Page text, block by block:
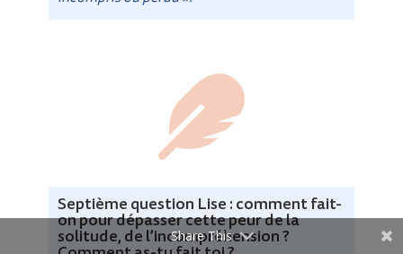

Septième question Lise : comment fait-
on pour dépasser cette peur de la
solitude, de l’incompréhension ?
Share This